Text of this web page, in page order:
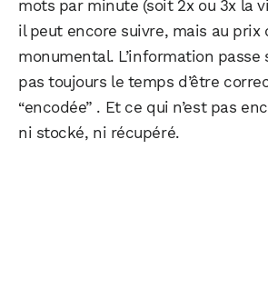
mots par minute (soit 2x ou 3x la
il peut encore suivre, mais au prix
monumental. L’information passe
pas toujours le temps d’être
“encodée” . Et ce qui n’est pas
ni stocké, ni récupéré.